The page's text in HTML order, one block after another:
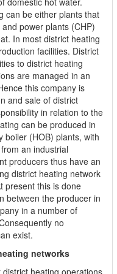
can be either plants that
power plants (CHP)
In most district heating
facilities. District
to district heating
are managed in an
this company is
and sale of district
in relation to the
can be produced in
boiler (HOB) plants, with
an industrial
producers thus have an
district heating network
present this is done
between the producer in
in a number of
no
exist.
networks
heating operations